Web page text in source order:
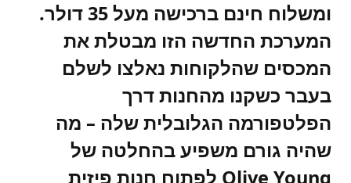
ומשלוח חינם ברכישה מעל 35 דולר.
המערכת החדשה הזו מבטלת את
המכסים שהלקוחות נאלצו לשלם
בעבר כשקנו מהחנות דרך
הפלטפורמה הגלובלית שלה – מה
שהיה גורם משפיע בהחלטה של
Olive Young לפתוח חנות פיזית